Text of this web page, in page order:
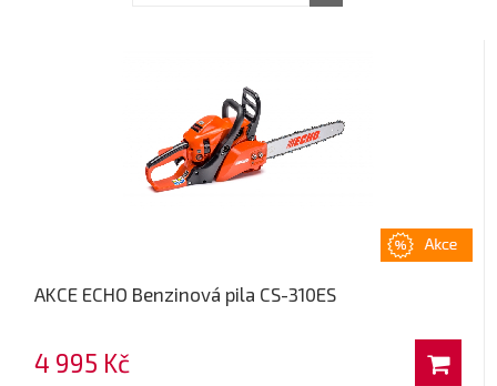
AKCE ECHO Benzinová pila CS-310ES
4 995 Kč